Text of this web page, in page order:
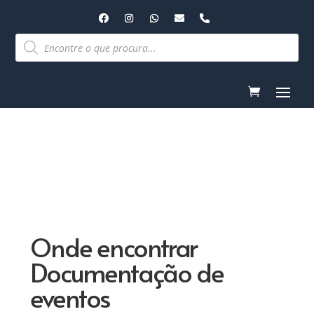
Pesquisar
produtos
Onde encontrar
Documentação de
eventos